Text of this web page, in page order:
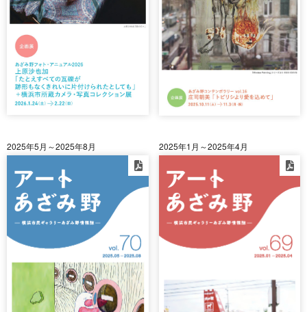
2025年5月～2025年8月 2025年1月～2025年4月